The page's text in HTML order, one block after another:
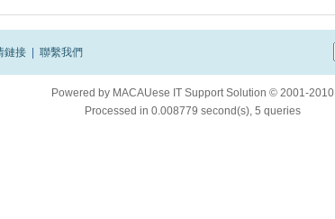
鏈接 聯繫我們
Powered by MACAUese IT Support Solution © 2001-2010
Processed in 0.008779 second(s), 5 queries